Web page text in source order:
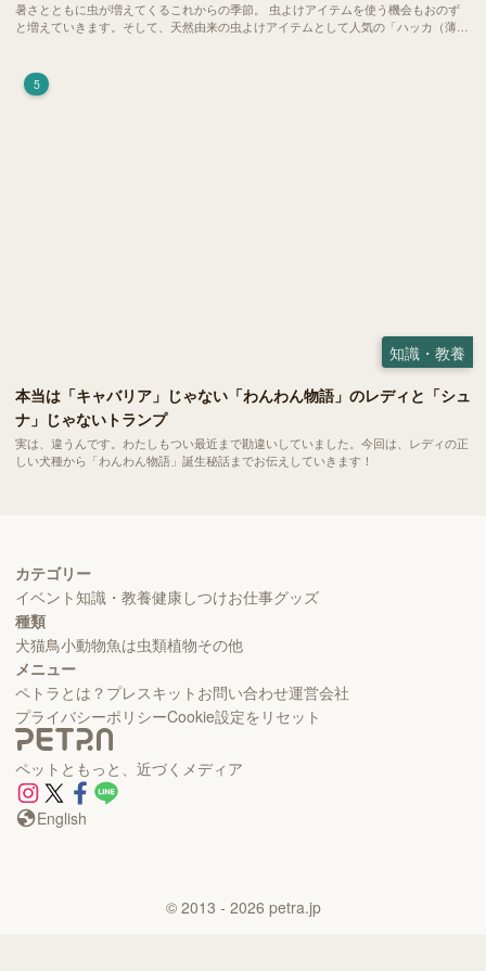
暑さとともに虫が増えてくるこれからの季節。 虫よけアイテムを使う機会もおのず
と増えていきます。そして、天然由来の虫よけアイテムとして人気の「ハッカ（薄
5
知識・教養
本当は「キャバリア」じゃない「わんわん物語」のレディと「シュ
ナ」じゃないトランプ
実は、違うんです。わたしもつい最近まで勘違いしていました。今回は、レディの正
しい犬種から「わんわん物語」誕生秘話までお伝えしていきます！
カテゴリー
イベント知識・教養健康しつけお仕事グッズ
種類
犬猫鳥小動物魚は虫類植物その他
メニュー
ペトラとは？ プレスキット お問い合わせ運営会社
プライバシーポリシーCookie設定をリセット
ペットともっと、近づくメディア
English
© 2013 - 2026 petra.jp